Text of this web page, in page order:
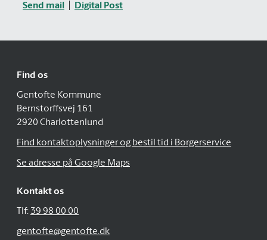
Send mail Digital Post
Find os
Gentofte Kommune
Bernstorffsvej 161
2920 Charlottenlund
Find kontaktoplysninger og bestil tid i Borgerservice
Se adresse på Google Maps
Kontakt os
Tlf: 39 98 00 00
gentofte@gentofte.dk